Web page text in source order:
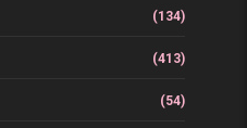
(134)
(413)
(54)